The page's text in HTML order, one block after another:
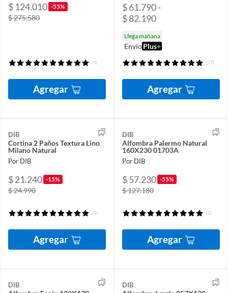
$ 124.010 -55%
$ 275.580
(1)
Agregar
$ 61.790 -
$ 82.190
Llega mañana
EnvíoPlus+
(17)
Agregar
DIB
Cortina 2 Paños Textura Lino
Milano Natural
Por DIB
$ 21.240 -15%
$ 24.990
(1)
Agregar
DIB
Alfombra Palermo Natural
160X230 01703A
Por DIB
$ 57.230 -55%
$ 127.180
(1)
Agregar
DIB DIB